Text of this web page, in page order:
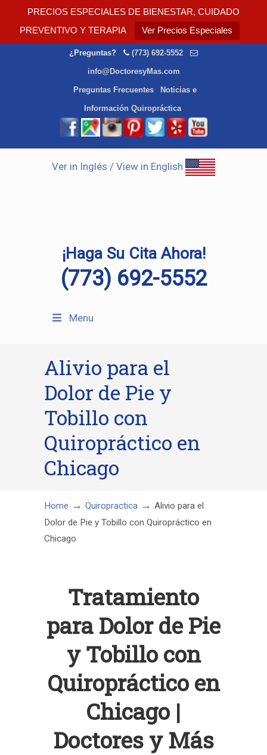
PRECIOS ESPECIALES DE BIENESTAR, CUIDADO
PREVENTIVO Y TERAPIA
Ver Precios Especiales
¿Preguntas? (773) 692-5552
info@DoctoresyMas.com
Preguntas Frecuentes Noticias e
Información Quiropráctica
Ver in Inglés / View in English
¡Haga Su Cita Ahora!
(773) 692-5552
Menu
Alivio para el
Dolor de Pie y
Tobillo con
Quiropráctico en
Chicago
Home → Quiropractica → Alivio para el
Dolor de Pie y Tobillo con Quiropráctico en
Chicago
Tratamiento
para Dolor de Pie
y Tobillo con
Quiropráctico en
Chicago |
Doctores y Más